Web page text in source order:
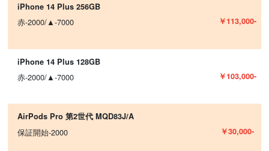
iPhone 14 Plus 256GB
赤-2000/▲-7000 ￥113,000-
iPhone 14 Plus 128GB
赤-2000/▲-7000 ￥103,000-
AirPods Pro 第2世代 MQD83J/A
保証開始-2000 ￥30,000-